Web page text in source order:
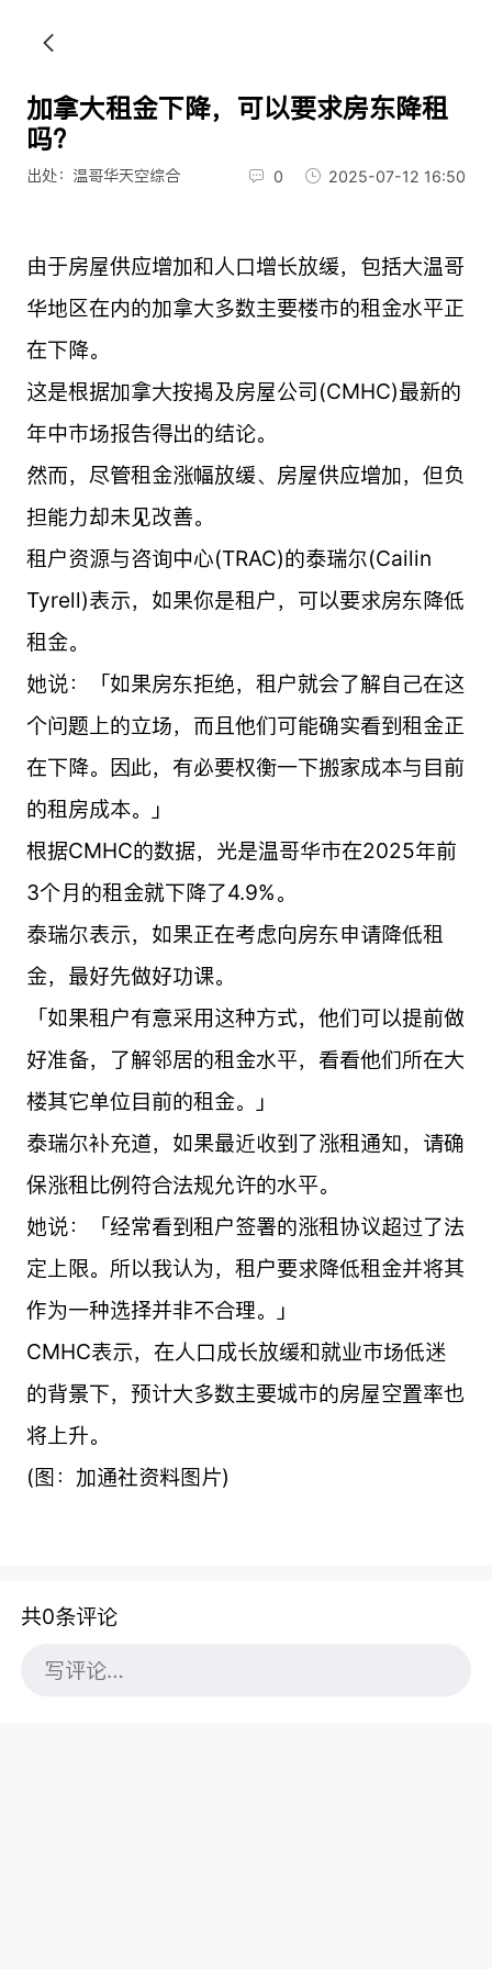
加拿大租金下降，可以要求房东降租
吗？
出处：温哥华天空综合 0 2025-07-12 16:50
由于房屋供应增加和人口增长放缓，包括大温哥
华地区在内的加拿大多数主要楼市的租金水平正
在下降。
这是根据加拿大按揭及房屋公司(CMHC)最新的
年中市场报告得出的结论。
然而，尽管租金涨幅放缓、房屋供应增加，但负
担能力却未见改善。
租户资源与咨询中心(TRAC)的泰瑞尔(Cailin
Tyrell)表示，如果你是租户，可以要求房东降低
租金。
她说：「如果房东拒绝，租户就会了解自己在这
个问题上的立场，而且他们可能确实看到租金正
在下降。因此，有必要权衡一下搬家成本与目前
的租房成本。」
根据CMHC的数据，光是温哥华市在2025年前
3个月的租金就下降了4.9%。
泰瑞尔表示，如果正在考虑向房东申请降低租
金，最好先做好功课。
「如果租户有意采用这种方式，他们可以提前做
好准备，了解邻居的租金水平，看看他们所在大
楼其它单位目前的租金。」
泰瑞尔补充道，如果最近收到了涨租通知，请确
保涨租比例符合法规允许的水平。
她说：「经常看到租户签署的涨租协议超过了法
定上限。所以我认为，租户要求降低租金并将其
作为一种选择并非不合理。」
CMHC表示，在人口成长放缓和就业市场低迷
的背景下，预计大多数主要城市的房屋空置率也
将上升。
(图：加通社资料图片)
共0条评论